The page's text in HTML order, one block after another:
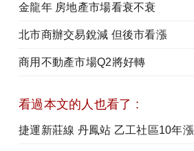
金龍年 房地產市場看衰不衰
北市商辦交易銳減 但後市看漲
商用不動產市場Q2將好轉
看過本文的人也看了 :
捷運新莊線 丹鳳站 乙工社區10年